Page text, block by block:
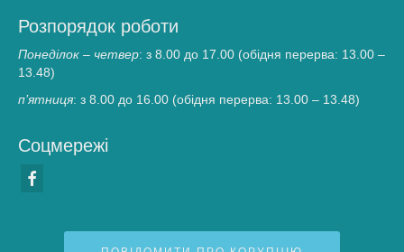
Звернення громадян
Повідомити про корупцію
Прес-центр
Розпорядок роботи
Понеділок – четвер: з 8.00 до 17.00 (обідня перерва: 13.00 –
13.48)
п’ятниця: з 8.00 до 16.00 (обідня перерва: 13.00 – 13.48)
Соцмережі